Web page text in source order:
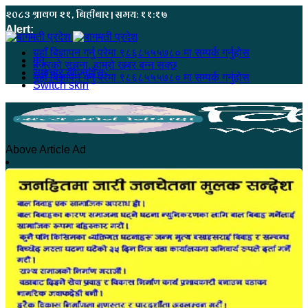
२०८३ श्रावण २१, बिहीबार | समय: ११:१७
Alert:
यहाँ बिज्ञापन गर्नु परेमा ९८६८५५५७८० मा सम्पर्क गर्नुहोस
हजुरको सूचना, हाम्रो खबर बन्न सक्छ
यहाँ बिज्ञापन गर्नु परेमा ९८६८५५५७८० मा सम्पर्क गर्नुहोस
मेनू
समाचार खोज्नुहोस्
Switch skin
होमपेज
सुदूरपश्चिम
कंचनपुर
कैलाली
Above Article Ad